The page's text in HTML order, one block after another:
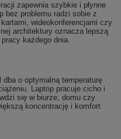
zapewnia szybkie i płynne
bez problemu radzi sobie z
wideokonferencjami czy
architektury oznacza lepszą
każdego dnia.
dba o optymalną temperaturę
Laptop pracuje cicho i
się w biurze, domu czy
koncentrację i komfort